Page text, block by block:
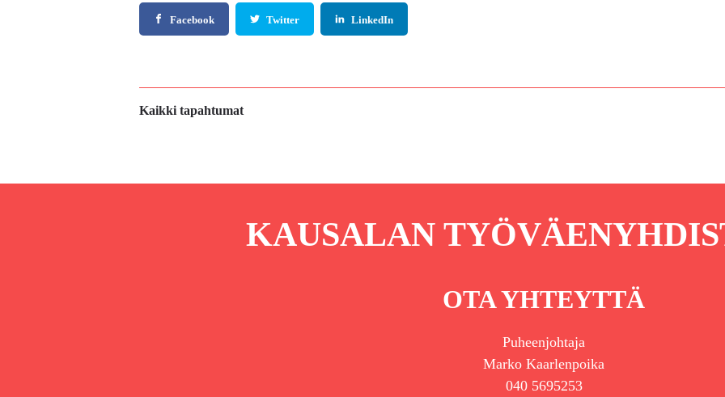
Facebook Twitter LinkedIn
Kaikki tapahtumat
KAUSALAN
OTA YHTEYTTÄ
Puheenjohtaja
Marko Kaarlenpoika
040 5695253